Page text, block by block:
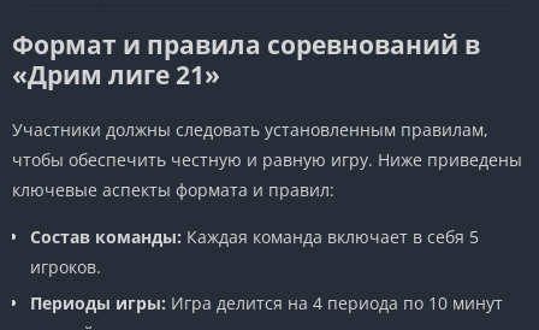
Формат и правила соревнований в
«Дрим лиге 21»
Участники должны следовать установленным правилам,
чтобы обеспечить честную и равную игру. Ниже приведены
ключевые аспекты формата и правил:
Состав команды: Каждая команда включает в себя 5
игроков.
Периоды игры: Игра делится на 4 периода по 10 минут